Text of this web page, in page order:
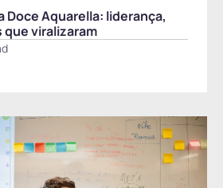
Doce Aquarella: liderança,
que viralizaram